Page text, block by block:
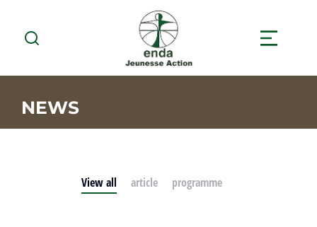
NEWS
View all article programme